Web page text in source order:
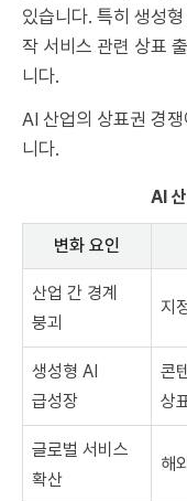
있습니다. 특히 생성
작 서비스 관련 상표
니다.
AI 산업의 상표권 경
니다.
AI
변화 요인
산업 간 경계
붕괴
지
생성형 AI
급성장
콘
상
글로벌 서비스
확산
해